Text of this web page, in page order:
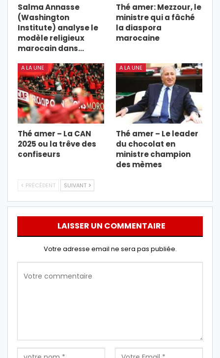
Salma Annasse
(Washington
Institute) analyse le
modèle religieux
marocain dans…
Thé amer: Mezzour, le
ministre qui a fâché
la diaspora
marocaine
A LA UNE
Thé amer – La CAN
2025 ou la trêve des
confiseurs
A LA UNE
Thé amer – Le leader
du chocolat en
ministre champion
des mèmes
PRÉCÉDENT SUIVANT
LAISSER UN COMMENTAIRE
Votre adresse email ne sera pas publiée.